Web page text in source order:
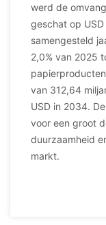
werd de
geschat op
samengesteld
2,0% van 2025
van 312,64
USD in 2034.
voor een groot
duurzaamheid
markt.